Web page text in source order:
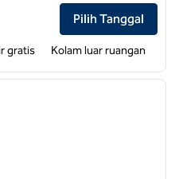
by Hilton Raleigh West
Pilih Tanggal
gratis Kolam luar ruangan